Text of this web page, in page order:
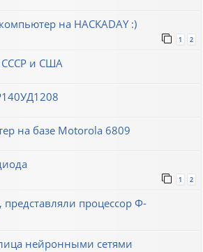
на HACKADAY :)
1 2
и США
на базе Motorola 6809
1 2
процессор Ф-
нейронными сетями